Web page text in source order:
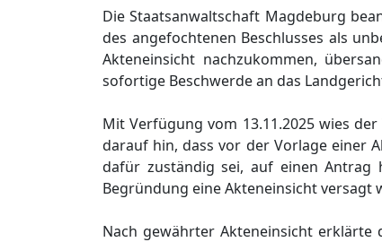
Die Staatsanwaltschaft Magdeburg
des angefochtenen Beschlusses als
Akteneinsicht nachzukommen,
sofortige Beschwerde an das
Mit Verfügung vom 13.11.2025 wies
darauf hin, dass vor der Vorlage einer
dafür zuständig sei, auf einen
Begründung eine Akteneinsicht versagt
Nach gewährter Akteneinsicht erklärte